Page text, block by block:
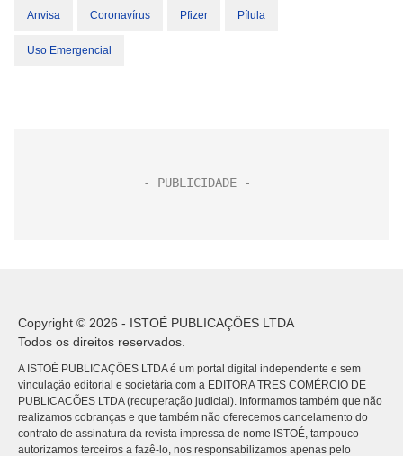
Anvisa Coronavírus Pfizer Pílula
Uso Emergencial
Copyright © 2026 - ISTOÉ PUBLICAÇÕES LTDA
Todos os direitos reservados.
A ISTOÉ PUBLICAÇÕES LTDA é um portal digital independente e sem
vinculação editorial e societária com a EDITORA TRES COMÉRCIO DE
PUBLICACÕES LTDA (recuperação judicial). Informamos também que não
realizamos cobranças e que também não oferecemos cancelamento do
contrato de assinatura da revista impressa de nome ISTOÉ, tampouco
autorizamos terceiros a fazê-lo, nos responsabilizamos apenas pelo